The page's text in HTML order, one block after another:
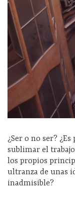
¿Ser o no ser?
sublimar el
los propios
ultranza de unas
inadmisible?